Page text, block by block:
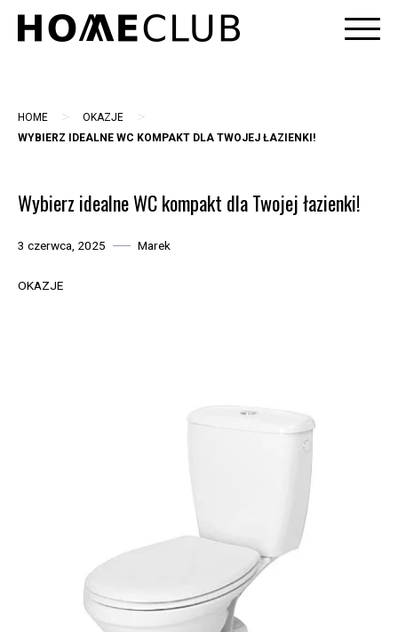
Skip
HOME > OKAZJE >
WYBIERZ IDEALNE WC KOMPAKT DLA TWOJEJ ŁAZIENKI!
Wybierz idealne WC kompakt dla Twojej łazienki!
3 czerwca, 2025 Marek
OKAZJE